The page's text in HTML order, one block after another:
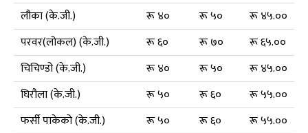
लौका (के.जी.)
रू ४० रू ५०
रू ४५.००
परवर(लोकल) (के.जी.)
रू ६० रू ७०
रू ६५.००
चिचिण्डो (के.जी.)
रू ४० रू ५०
रू ४५.००
घिरौला (के.जी.)
रू ५० रू ६०
रू ५५.००
फर्सी पाकेको (के.जी.)
रू ५० रू ६०
रू ५५.००